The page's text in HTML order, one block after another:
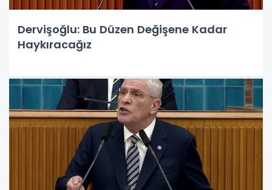
Dervişoğlu: Bu Düzen Değişene Kadar
Haykıracağız